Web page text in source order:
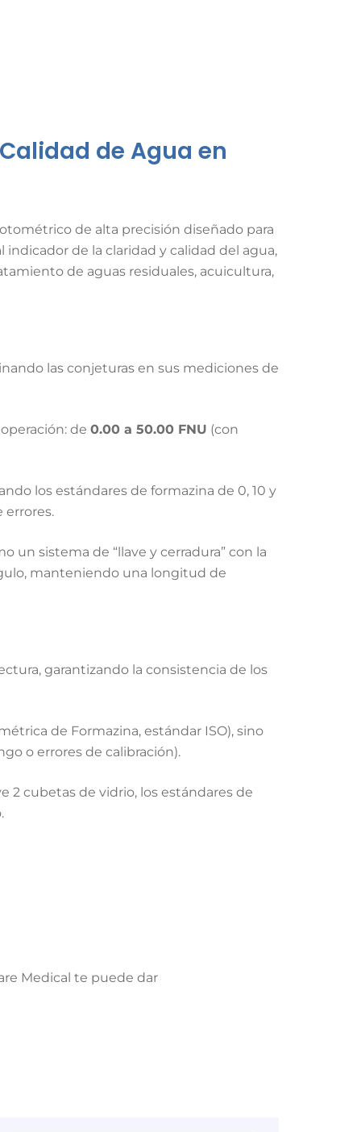
de Agua en
de alta precisión diseñado para
indicador de la claridad y calidad del agua,
de aguas residuales, acuicultura,
las conjeturas en sus mediciones de
de 0.00 a 50.00 FNU (con
los estándares de formazina de 0, 10 y
errores.
un sistema de “llave y cerradura” con la
manteniendo una longitud de
garantizando la consistencia de los
de Formazina, estándar ISO), sino
o errores de calibración).
cubetas de vidrio, los estándares de
Medical te puede dar